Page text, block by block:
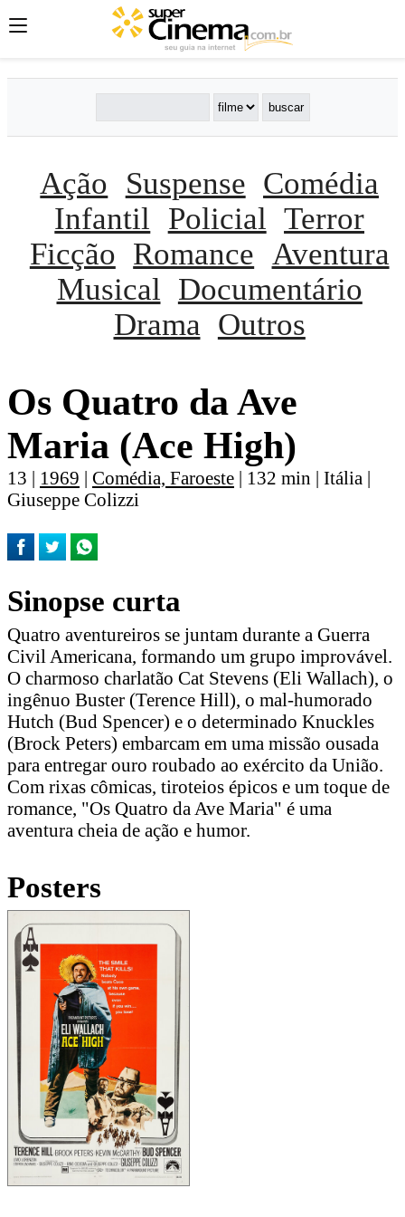
Ação Suspense Comédia
Infantil
Policial Terror
Ficção Romance Aventura
Musical
Documentário
Drama Outros
Os Quatro da Ave
Maria (Ace High)
13 | 1969 | Comédia, Faroeste | 132 min | Itália |
Giuseppe Colizzi
Sinopse curta
Quatro aventureiros se juntam durante a Guerra
Civil Americana, formando um grupo improvável.
O charmoso charlatão Cat Stevens (Eli Wallach), o
ingênuo Buster (Terence Hill), o mal-humorado
Hutch (Bud Spencer) e o determinado Knuckles
(Brock Peters) embarcam em uma missão ousada
para entregar ouro roubado ao exército da União.
Com rixas cômicas, tiroteios épicos e um toque de
romance, "Os Quatro da Ave Maria" é uma
aventura cheia de ação e humor.
Posters